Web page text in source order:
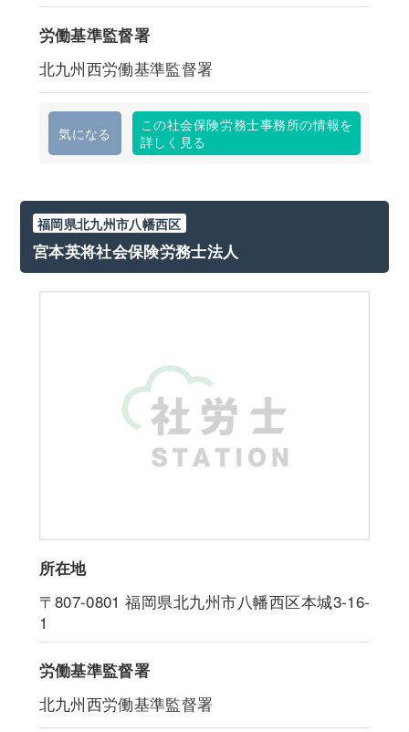
労働基準監督署
北九州西労働基準監督署
気になる
この社会保険労務士事務所の情報を
詳しく見る
福岡県北九州市八幡西区
宮本英将社会保険労務士法人
所在地
〒807-0801 福岡県北九州市八幡西区本城3-16-
1
労働基準監督署
北九州西労働基準監督署